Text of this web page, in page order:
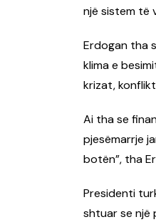
një sistem të
Erdogan tha
klima e
krizat,
Ai tha se
pjesëmarrje
botën”, tha
Presidenti
shtuar se një